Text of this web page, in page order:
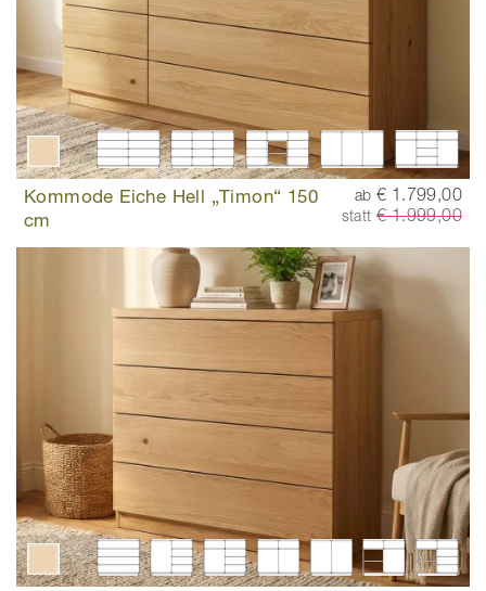
Kommode Eiche Hell „Timon“ 150
cm
ab € 1.799,00
statt € 1.999,00